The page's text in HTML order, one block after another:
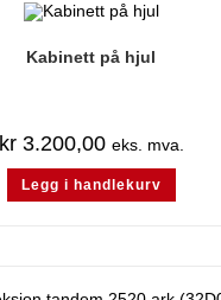
Kabinett på hjul
kr3.200,00 eks. mva.
Legg i handlekurv